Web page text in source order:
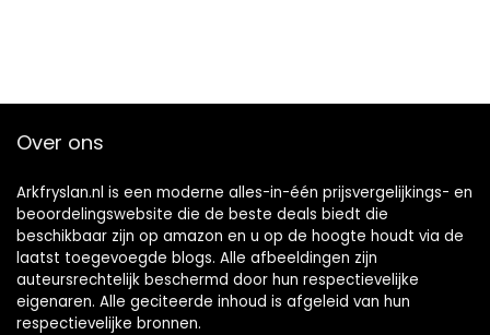
Over ons
Arkfryslan.nl is een moderne alles-in-één prijsvergelijkings- en
beoordelingswebsite die de beste deals biedt die
beschikbaar zijn op amazon en u op de hoogte houdt via de
laatst toegevoegde blogs. Alle afbeeldingen zijn
auteursrechtelijk beschermd door hun respectievelijke
eigenaren. Alle geciteerde inhoud is afgeleid van hun
respectievelijke bronnen.